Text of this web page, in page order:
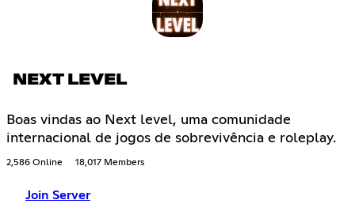
NEXT LEVEL
Boas vindas ao Next level, uma comunidade
internacional de jogos de sobrevivência e roleplay.
2,586 Online 18,017 Members
Join Server